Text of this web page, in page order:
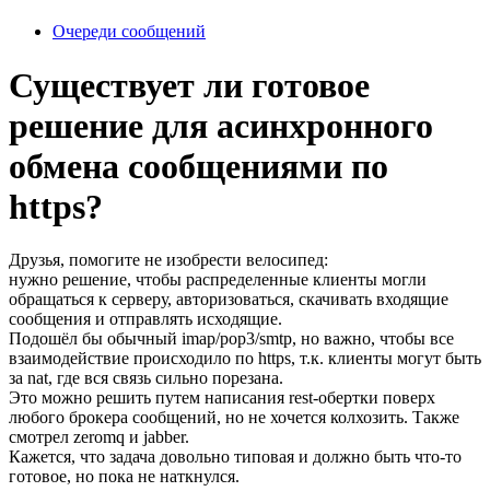
Очереди сообщений
Существует ли готовое
решение для асинхронного
обмена сообщениями по
https?
Друзья, помогите не изобрести велосипед:
нужно решение, чтобы распределенные клиенты могли
обращаться к серверу, авторизоваться, скачивать входящие
сообщения и отправлять исходящие.
Подошёл бы обычный imap/pop3/smtp, но важно, чтобы все
взаимодействие происходило по https, т.к. клиенты могут быть
за nat, где вся связь сильно порезана.
Это можно решить путем написания rest-обертки поверх
любого брокера сообщений, но не хочется колхозить. Также
смотрел zeromq и jabber.
Кажется, что задача довольно типовая и должно быть что-то
готовое, но пока не наткнулся.